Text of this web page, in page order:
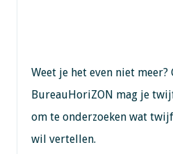
Weet je het even niet meer?
BureauHoriZON mag je
om te onderzoeken wat
wil vertellen.